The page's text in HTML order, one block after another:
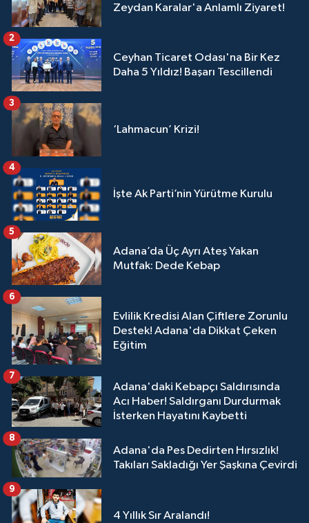
Zeydan Karalar'a Anlamlı Ziyaret!
Ceyhan Ticaret Odası'na Bir Kez
Daha 5 Yıldız! Başarı Tescillendi
2
‘Lahmacun’ Krizi!
3
İşte Ak Parti’nin Yürütme Kurulu
4
Adana’da Üç Ayrı Ateş Yakan
Mutfak: Dede Kebap
5
Evlilik Kredisi Alan Çiftlere Zorunlu
Destek! Adana'da Dikkat Çeken
Eğitim
6
Adana'daki Kebapçı Saldırısında
Acı Haber! Saldırganı Durdurmak
İsterken Hayatını Kaybetti
7
Adana'da Pes Dedirten Hırsızlık!
Takıları Sakladığı Yer Şaşkına Çevirdi
8
4 Yıllık Sır Aralandı!
9